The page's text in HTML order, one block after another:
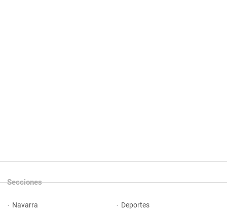
Secciones
Navarra Deportes